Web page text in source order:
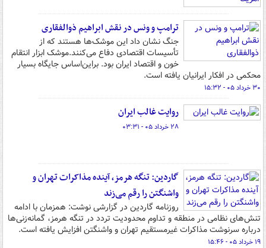
ترامپ و ونس در نقش ابراهیم ذوالفقاری
جنگ نشان داد این موشک‌ها هستند که از
تأسیسات اقتصادی دفاع می‌کنند.موشک ابزار انتقام
خون و اقتصاد ایران بود. براین‌اساس جایگاه بسیار
محکمی در افکار ایرانیان یافته است.
۳۰ خرداد ۰۵ - ۱۵:۳۲
روایت غالب ایران
۲۸ خرداد ۰۵ - ۰۳:۳۱
گاردین: تنگه هرمز، آینده مذاکرات تهران و
واشنگتن را رقم می‌زند
روزنامه گاردین در گزارشی نوشت: همزمان با ادامه
تنش‌های نظامی در منطقه و تداوم محدودیت تردد در تنگه هرمز، گمانه‌زنی‌ها
درباره سرنوشت مذاکرات غیرمستقیم تهران و واشنگتن افزایش یافته است.
۱۹ خرداد ۰۵ - ۱۵:۴۶